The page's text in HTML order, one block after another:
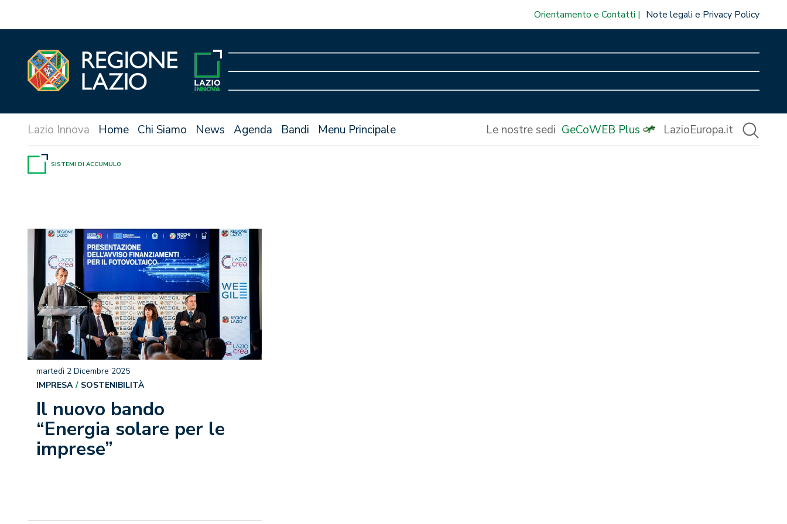
Orientamento e Contatti Note legali e Privacy Policy
Home Chi Siamo News Agenda Bandi Menu Principale Le nostre sedi GeCoWEB Plus LazioEuropa.it
SISTEMI DI ACCUMULO
Il nuovo bando
“Energia solare per le
imprese”
martedì 2 Dicembre 2025
IMPRESA
SOSTENIBILITÀ